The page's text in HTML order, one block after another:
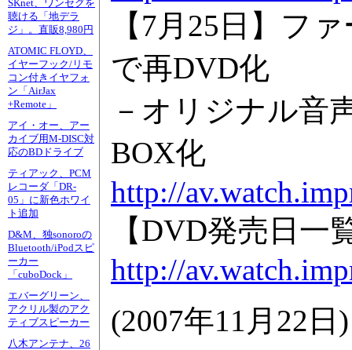
SKnet、ワンセグを
聴ける「地デラ
ジ」。直販8,980円
ATOMIC FLOYD、
イヤーフック/リモ
コン付きイヤフォ
ン「AirJax
+Remote」
アイ・オー、アー
カイブ用M-DISC対
応のBDドライブ
ティアック、PCM
レコーダ「DR-
05」に新色ホワイ
ト追加
D&M、独sonoroの
Bluetooth/iPodスピ
ーカー
「cuboDock」
エバーグリーン、
アクリル製のアク
ティブスピーカー
八木アンテナ、26
【7月25日】フ
で再DVD化
－オリジナル音
BOX化
http://
【DVD発売日一
http://
(2007年11月22日 )